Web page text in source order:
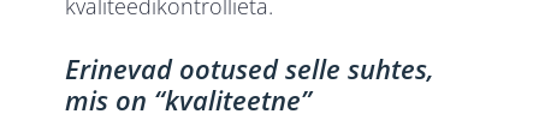
kvaliteedikontrollieta.
Erinevad ootused selle suhtes,
mis on “kvaliteetne”